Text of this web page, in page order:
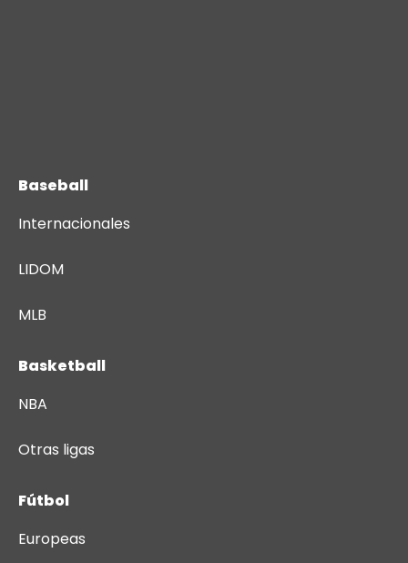
Baseball
Internacionales
LIDOM
MLB
Basketball
NBA
Otras ligas
Fútbol
Europeas